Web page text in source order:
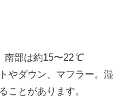
部は約15〜22 ℃
やダウン、マフラー。湿
ことがあります。